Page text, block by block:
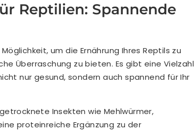
Reptilien: Spannende
um die Ernährung Ihres Reptils zu
Überraschung zu bieten. Es gibt eine Vielzahl
nur gesund, sondern auch spannend für Ihr
Insekten wie Mehlwürmer,
proteinreiche Ergänzung zu der